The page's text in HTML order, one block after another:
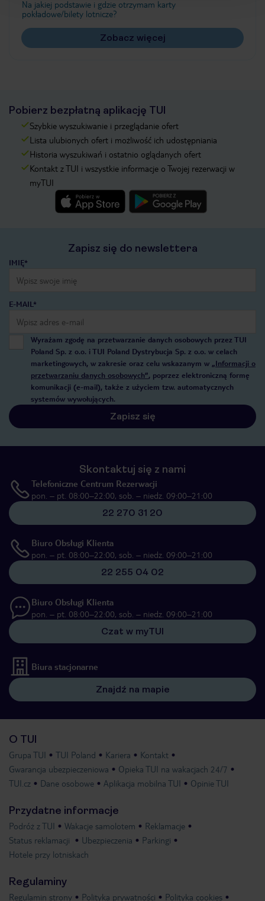
Na jakiej podstawie i gdzie otrzymam karty
pokładowe/bilety lotnicze?
Zobacz więcej
Pobierz bezpłatną aplikację TUI
Szybkie wyszukiwanie i przeglądanie ofert
Lista ulubionych ofert i możliwość ich udostępniania
Historia wyszukiwań i ostatnio oglądanych ofert
Kontakt z TUI i wszystkie informacje o Twojej rezerwacji w
myTUI
Zapisz się do newslettera
IMIĘ*
E-MAIL*
Wyrażam zgodę na przetwarzanie danych osobowych przez TUI
Poland Sp. z o.o. i TUI Poland Dystrybucja Sp. z o.o. w celach
marketingowych, w zakresie oraz celu wskazanym w „Informacji o
przetwarzaniu danych osobowych”, poprzez elektroniczną formę
komunikacji (e-mail), także z użyciem tzw. automatycznych
systemów wywołujących.
Zapisz się
Skontaktuj się z nami
Telefoniczne Centrum Rezerwacji
pon. – pt. 08:00–22:00, sob. – niedz. 09:00–21:00
22 270 31 20
Biuro Obsługi Klienta
pon. – pt. 08:00–22:00, sob. – niedz. 09:00–21:00
22 255 04 02
Biuro Obsługi Klienta
pon. – pt. 08:00–22:00, sob. – niedz. 09:00–21:00
Czat w myTUI
Biura stacjonarne
Znajdź na mapie
O TUI
Grupa TUI TUI Poland Kariera
Kontakt
Gwarancja ubezpieczeniowa
Opieka TUI na wakacjach 24/7
TUI.cz
Dane osobowe Aplikacja mobilna TUI Opinie TUI
Przydatne informacje
Podróż z TUI Wakacje samolotem
Reklamacje
Status reklamacji
Ubezpieczenia
Parkingi
Hotele przy lotniskach
Regulaminy
Regulamin strony Polityka prywatności Polityka cookies